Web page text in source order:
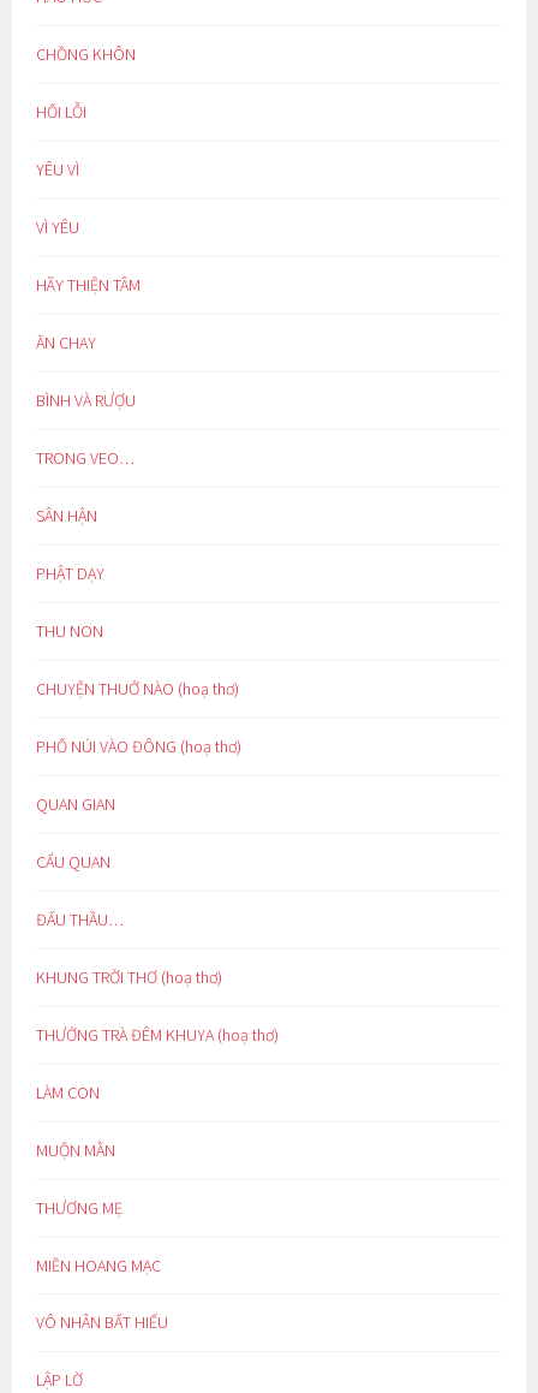
CHỒNG KHÔN
HỐI LỖI
YÊU VÌ
VÌ YÊU
HÃY THIỆN TÂM
ĂN CHAY
BÌNH VÀ RƯỢU
TRONG VEO…
SÂN HẬN
PHẬT DẠY
THU NON
CHUYỆN THUỞ NÀO (hoạ thơ)
PHỐ NÚI VÀO ĐÔNG (hoạ thơ)
QUAN GIAN
CẨU QUAN
ĐẤU THẦU…
KHUNG TRỜI THƠ (hoạ thơ)
THƯỞNG TRÀ ĐÊM KHUYA (hoạ thơ)
LÀM CON
MUỘN MẰN
THƯƠNG MẸ
MIỀN HOANG MẠC
VÔ NHÂN BẤT HIẾU
LẬP LỜ